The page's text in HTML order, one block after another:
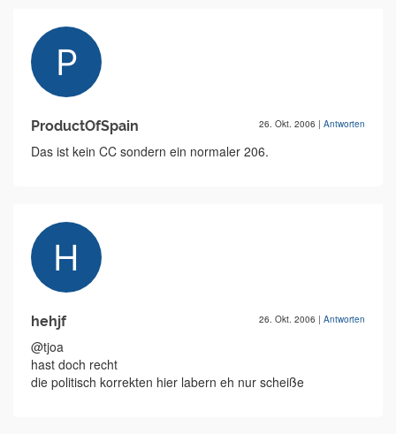
ProductOfSpain 26. Okt. 2006 | Antworten
Das ist kein CC sondern ein normaler 206.
hehjf 26. Okt. 2006 | Antworten
@tjoa
hast doch recht
die politisch korrekten hier labern eh nur scheiße